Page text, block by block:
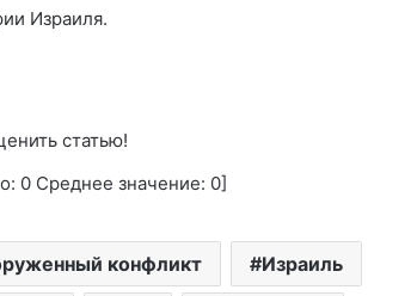
Израиля.
статью!
0 Среднее значение: 0]
конфликт Израиль